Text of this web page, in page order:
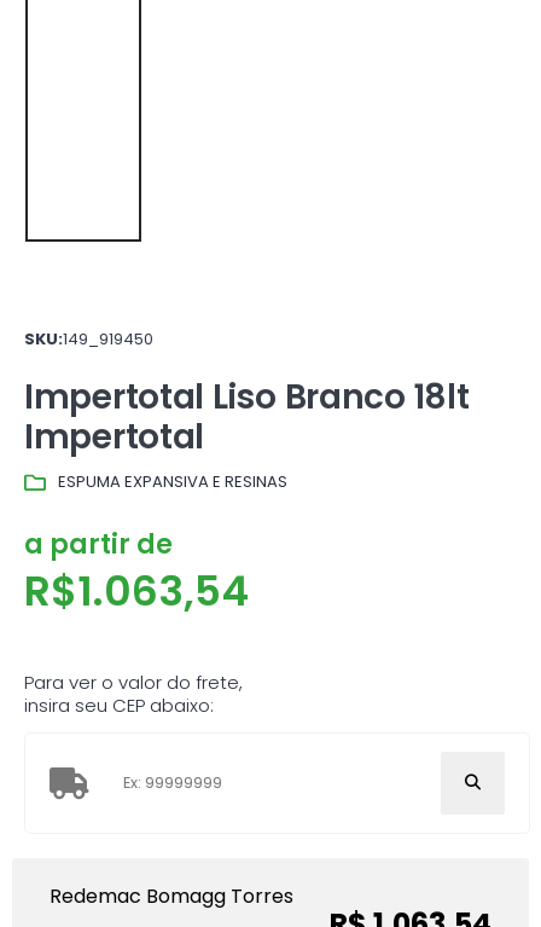
SKU:149_919450
Impertotal Liso Branco 18lt
Impertotal
ESPUMA EXPANSIVA E RESINAS
a partir de
R$1.063,54
Para ver o valor do frete,
insira seu CEP abaixo:
Redemac Bomagg Torres